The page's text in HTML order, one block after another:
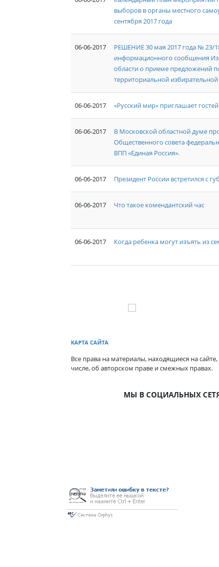
выборов в органы местного
сентября 2017 года
06-06-2017
РЕШЕНИЕ 30 мая 2017 года № 23/
информационного сообщения
области о приеме предложений
территориальной
06-06-2017 «Русский мир» приглашает
06-06-2017
В Московской областной думе
Общественного совета
ВПП «Единая Россия».
06-06-2017 Президент России встретился с
06-06-2017 Что такое комендантский час
06-06-2017 Когда ребенка могут изъять из
КАРТА САЙТА
Все права на материалы, находящиеся на
числе, об авторском праве и смежных правах.
МЫ В СОЦИАЛЬНЫХ